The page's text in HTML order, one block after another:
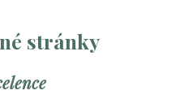
stránky